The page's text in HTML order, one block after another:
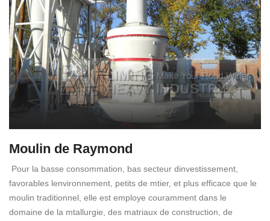
Moulin de Raymond
Pour la basse consommation, bas secteur dinvestissement,
favorables lenvironnement, petits de mtier, et plus efficace que le
moulin traditionnel, elle est employe couramment dans le
domaine de la mtallurgie, des matriaux de construction, de